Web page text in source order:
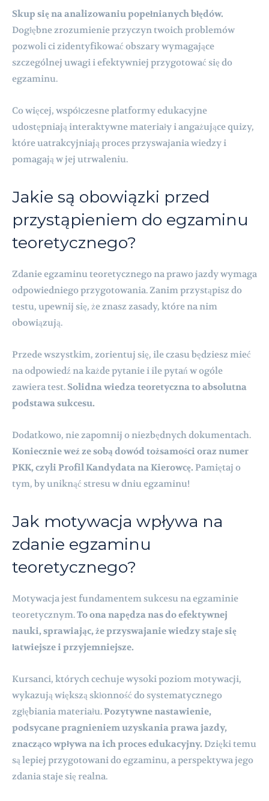
Skup się na analizowaniu popełnianych błędów.
Dogłębne zrozumienie przyczyn twoich problemów
pozwoli ci zidentyfikować obszary wymagające
szczególnej uwagi i efektywniej przygotować się do
egzaminu.
Co więcej, współczesne platformy edukacyjne
udostępniają interaktywne materiały i angażujące quizy,
które uatrakcyjniają proces przyswajania wiedzy i
pomagają w jej utrwaleniu.
Jakie są obowiązki przed
przystąpieniem do egzaminu
teoretycznego?
Zdanie egzaminu teoretycznego na prawo jazdy wymaga
odpowiedniego przygotowania. Zanim przystąpisz do
testu, upewnij się, że znasz zasady, które na nim
obowiązują.
Przede wszystkim, zorientuj się, ile czasu będziesz mieć
na odpowiedź na każde pytanie i ile pytań w ogóle
zawiera test.Solidna wiedza teoretyczna to absolutna
podstawa sukcesu.
Dodatkowo, nie zapomnij o niezbędnych dokumentach.
Koniecznie weź ze sobą dowód tożsamości oraz numer
PKK, czyli Profil Kandydata na Kierowcę. Pamiętaj o
tym, by uniknąć stresu w dniu egzaminu!
Jak motywacja wpływa na
zdanie egzaminu
teoretycznego?
Motywacja jest fundamentem sukcesu na egzaminie
teoretycznym.To ona napędza nas do efektywnej
nauki, sprawiając, że przyswajanie wiedzy staje się
łatwiejsze i przyjemniejsze.
Kursanci, których cechuje wysoki poziom motywacji,
wykazują większą skłonność do systematycznego
zgłębiania materiału.Pozytywne nastawienie,
podsycane pragnieniem uzyskania prawa jazdy,
znacząco wpływa na ich proces edukacyjny. Dzięki temu
są lepiej przygotowani do egzaminu, a perspektywa jego
zdania staje się realna.